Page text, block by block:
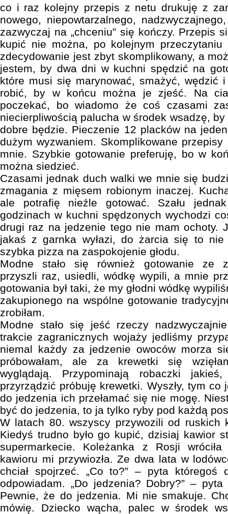
co i raz kolejny przepis z netu drukuję z
nowego, niepowtarzalnego,
zazwyczaj na „chceniu” się kończy. Przepis
kupić nie można, po kolejnym przeczytaniu
zdecydowanie jest zbyt skomplikowany, a
jestem, by dwa dni w kuchni spędzić na
które musi się marynować, smażyć, wędzić
robić, by w końcu można je zjeść. Na
poczekać, bo wiadomo że coś czasami
niecierpliwością palucha w środek wsadzę,
dobre będzie. Pieczenie 12 placków na
dużym wyzwaniem. Skomplikowane
mnie. Szybkie gotowanie preferuję, bo w
można siedzieć.
Czasami jednak duch walki we mnie się
zmagania z mięsem robionym inaczej.
ale potrafię nieźle gotować. Szału
godzinach w kuchni spędzonych wychodzi
drugi raz na jedzenie tego nie mam ochoty.
jakaś z garnka wyłazi, do żarcia się to
szybka pizza na zaspokojenie głodu.
Modne stało się również gotowanie ze
przyszli raz, usiedli, wódkę wypili, a mnie
gotowania był taki, że my głodni wódkę
zakupionego na wspólne gotowanie
zrobiłam.
Modne stało się jeść rzeczy
trakcie zagranicznych wojaży jedliśmy
niemal każdy za jedzenie owoców morza
próbowałam, ale za krewetki się
wyglądają. Przypominają robaczki
przyrządzić próbuję krewetki. Wyszły, tym co
do jedzenia ich przełamać się nie mogę.
być do jedzenia, to ja tylko ryby pod każdą
W latach 80. wszyscy przywozili od ruskich
Kiedyś trudno było go kupić, dzisiaj kawior
supermarkecie. Koleżanka z Rosji
kawioru mi przywiozła. Ze dwa lata w
chciał spojrzeć. „Co to?” – pyta któregoś
odpowiadam. „Do jedzenia? Dobry?” –
Pewnie, że do jedzenia. Mi nie smakuje.
mówię. Dziecko wącha, palec w środek